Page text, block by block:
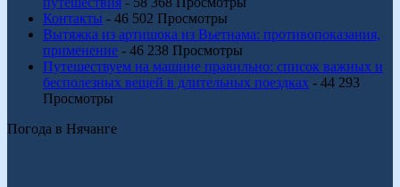
Контакты - 46 502 Просмотры
Вытяжка из артишока из Вьетнама: противопоказания,
применение - 46 238 Просмотры
Путешествуем на машине правильно: список важных и
бесполезных вещей в длительных поездках - 44 293
Просмотры
Погода в Нячанге